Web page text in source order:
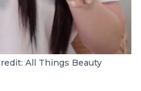
All Things Beauty